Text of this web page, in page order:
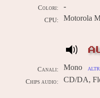
Colori: -
CPU: Motorola
Canali: Mono
Chips audio: CD/DA,